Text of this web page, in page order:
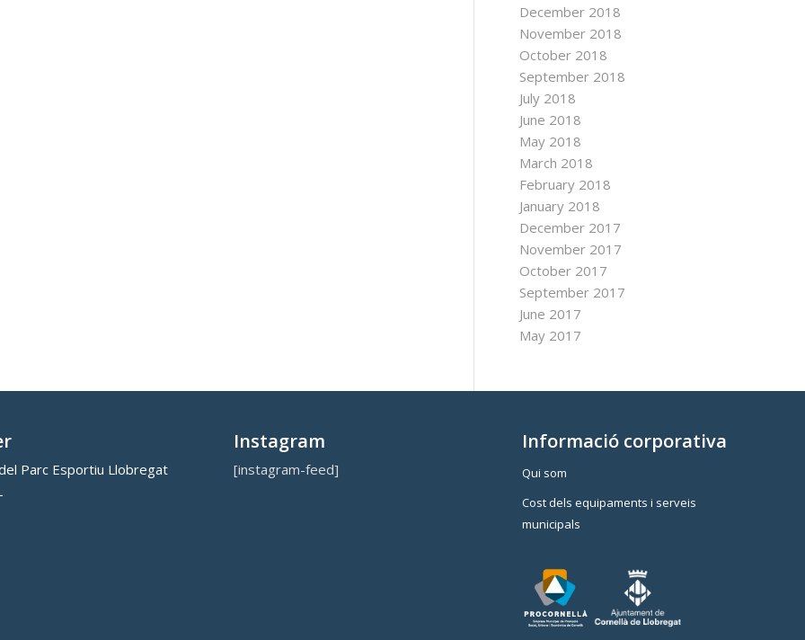
December 2018
November 2018
October 2018
September 2018
July 2018
June 2018
May 2018
March 2018
February 2018
January 2018
December 2017
November 2017
October 2017
September 2017
June 2017
May 2017
Parc Esportiu Llobregat
Instagram
[instagram-feed]
Informació corporativa
Qui som
Cost dels equipaments i serveis
municipals